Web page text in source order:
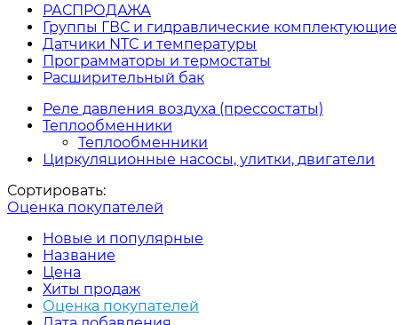
РАСПРОДАЖА
Группы ГВС и гидравлические комплектующие
Датчики NTC и температуры
Программаторы и термостаты
Расширительный бак
Реле давления воздуха (прессостаты)
Теплообменники
Теплообменники
Циркуляционные насосы, улитки, двигатели
Сортировать:
Оценка покупателей
Новые и популярные
Название
Цена
Хиты продаж
Оценка покупателей